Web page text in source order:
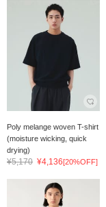
Poly melange woven T-shirt
(moisture wicking, quick
drying)
¥5,170 ¥4,136[20%OFF]